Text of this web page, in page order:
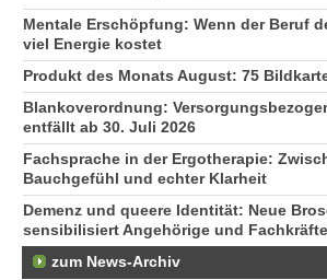
Mentale Erschöpfung: Wenn der Beruf
viel Energie kostet
Produkt des Monats August: 75
Blankoverordnung:
entfällt ab 30. Juli 2026
Fachsprache in der Ergotherapie:
Bauchgefühl und echter Klarheit
Demenz und queere Identität: Neue
sensibilisiert Angehörige und Fachkräfte
zum News-Archiv